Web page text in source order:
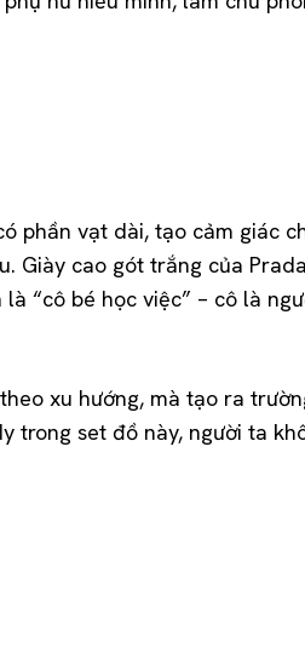
phần vạt dài, tạo cảm giác
cao gót trắng của
“cô bé học việc” – cô là
xu hướng, mà tạo ra
set đồ này, người ta